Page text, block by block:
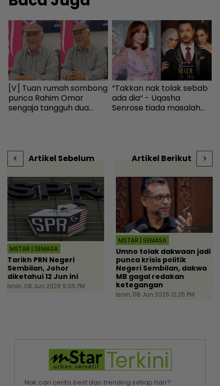
[V] Tuan rumah sombong
punca Rahim Omar
sengaja tangguh dua
“Takkan nak tolak sebab
ada dia“ - Uqasha
Senrose tiada masalah
Artikel Sebelum
MSTAR | SEMASA
Tarikh PRN Negeri
Sembilan, Johor
diketahui 12 Jun ini
Isnin, 08 Jun 2026 9:05 PM
Artikel Berikut
MSTAR | SEMASA
Umno tolak dakwaan jadi
punca krisis politik
Negeri Sembilan, dakwa
MB gagal redakan
ketegangan
Isnin, 08 Jun 2026 12:25 PM
Nak cari cerita best dan trending setiap hari?